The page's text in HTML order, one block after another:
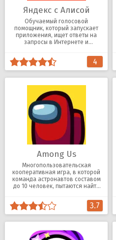
Яндекс с Алисой
Обучаемый голосовой
помощник, который запускает
приложения, ищет ответы на
запросы в Интернете и
4
Among Us
Многопользовательская
кооперативная игра, в которой
команда астронавтов составом
до 10 человек, пытаются найти
3.7